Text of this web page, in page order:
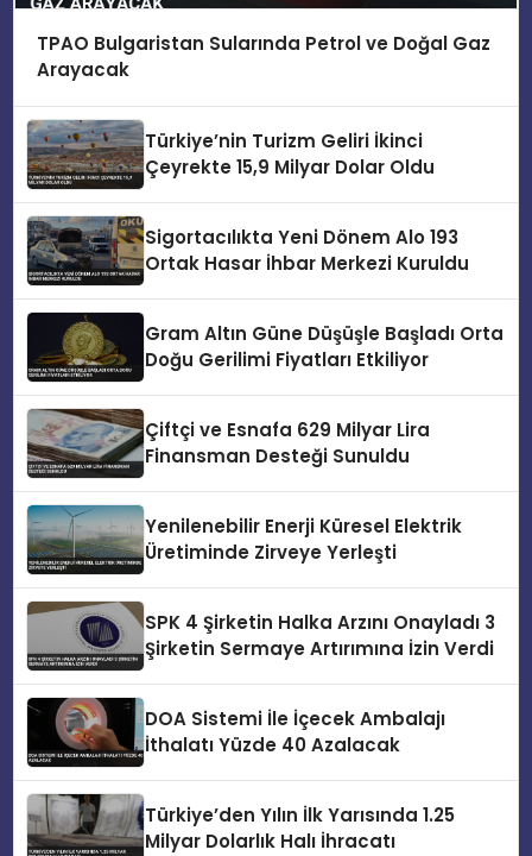
TPAO Bulgaristan Sularında Petrol ve Doğal Gaz
Arayacak
Türkiye’nin Turizm Geliri İkinci
Çeyrekte 15,9 Milyar Dolar Oldu
Sigortacılıkta Yeni Dönem Alo 193
Ortak Hasar İhbar Merkezi Kuruldu
Gram Altın Güne Düşüşle Başladı Orta
Doğu Gerilimi Fiyatları Etkiliyor
Çiftçi ve Esnafa 629 Milyar Lira
Finansman Desteği Sunuldu
Yenilenebilir Enerji Küresel Elektrik
Üretiminde Zirveye Yerleşti
SPK 4 Şirketin Halka Arzını Onayladı 3
Şirketin Sermaye Artırımına İzin Verdi
DOA Sistemi İle İçecek Ambalajı
İthalatı Yüzde 40 Azalacak
Türkiye’den Yılın İlk Yarısında 1.25
Milyar Dolarlık Halı İhracatı